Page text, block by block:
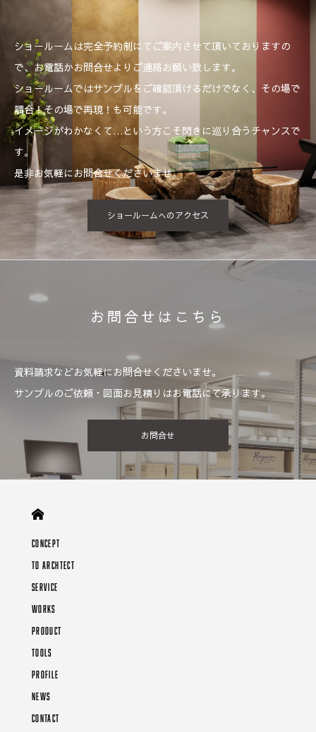
ショールームは完全予約制にてご案内させて頂いておりますの
で、お電話かお問合せよりご連絡お願い致します。
ショールームではサンプルをご確認頂けるだけでなく、その場で
調合！その場で再現！も可能です。
イメージがわかなくて…という方こそ閃きに巡り合うチャンスで
す。
是非お気軽にお問合せくださいませ。
ショールームへのアクセス
お問合せはこちら
資料請求などお気軽にお問合せくださいませ。
サンプルのご依頼・図面お見積りはお電話にて承ります。
お問合せ
CONCEPT
TO ARCHTECT
SERVICE
WORKS
PRODUCT
TOOLS
PROFILE
NEWS
CONTACT